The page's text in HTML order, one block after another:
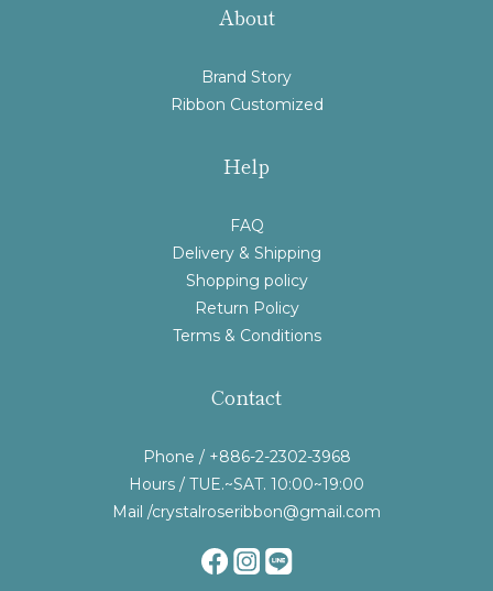
About
Brand Story
Ribbon Customized
Help
FAQ
Delivery & Shipping
Shopping policy
Return Policy
Terms & Conditions
Contact
Phone / +886-2-2302-3968
Hours / TUE.~SAT. 10:00~19:00
Mail /crystalroseribbon@gmail.com